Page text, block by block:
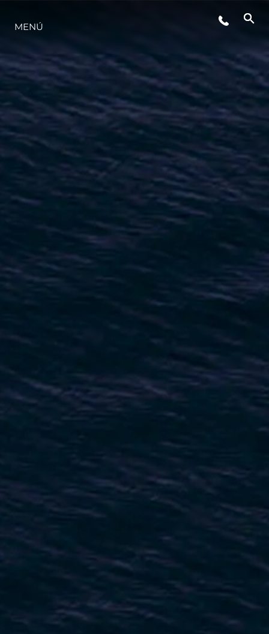
ESTILO DE VIDA
INNOVACIÓN
¿QUIÉNES SOMOS?
EL EQUIPO
HISTORIA
VALORE SU EMBARCACIÓN
MENÚ